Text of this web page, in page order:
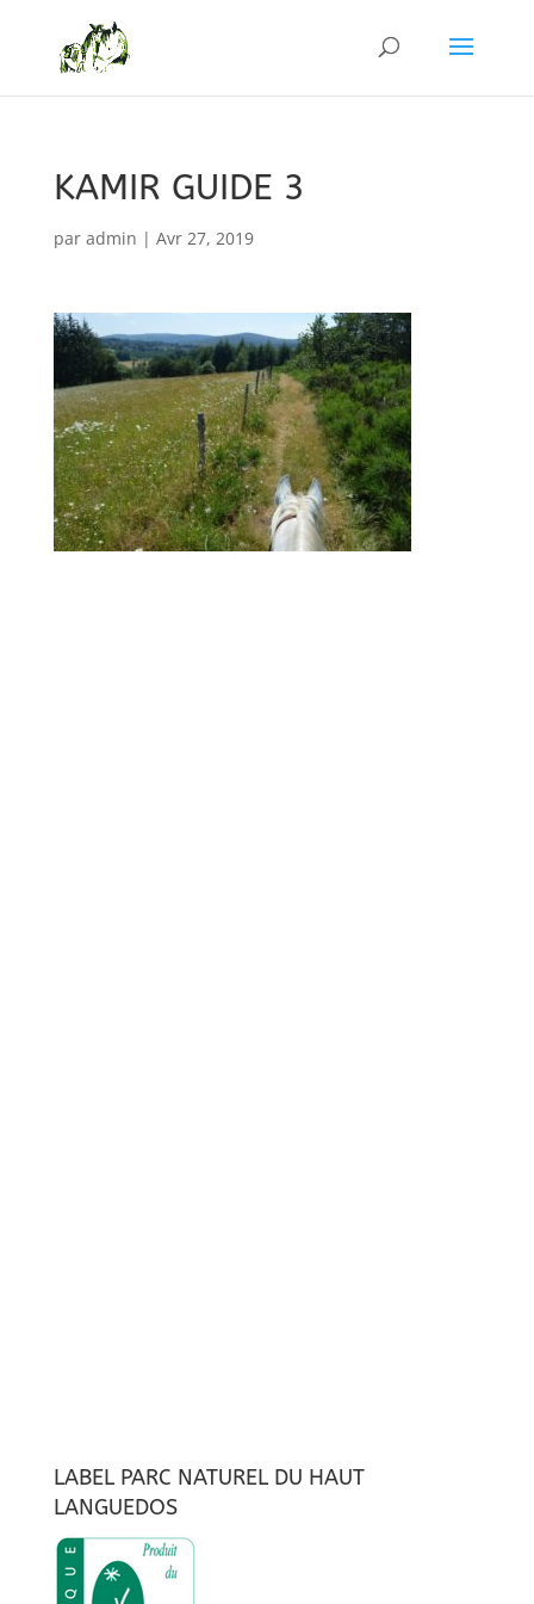
KAMIR GUIDE 3
par admin | Avr 27, 2019
LABEL PARC NATUREL DU HAUT
LANGUEDOS